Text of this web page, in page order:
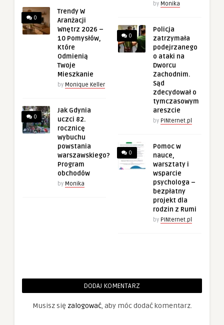
0
Trendy W
Aranżacji
Wnętrz 2026 –
10 Pomysłów,
Które
Odmienią
Twoje
Mieszkanie
by Monique Keller
0
Jak Gdynia
uczci 82.
rocznicę
wybuchu
powstania
warszawskiego?
Program
obchodów
by Monika
by Monika
0
Policja
zatrzymała
podejrzanego
o ataki na
Dworcu
Zachodnim.
Sąd
zdecydował o
tymczasowym
areszcie
by PINternet.pl
0
Pomoc w
nauce,
warsztaty i
wsparcie
psychologa –
bezpłatny
projekt dla
rodzin z Rumi
by PINternet.pl
DODAJ KOMENTARZ
Musisz się zalogować, aby móc dodać komentarz.